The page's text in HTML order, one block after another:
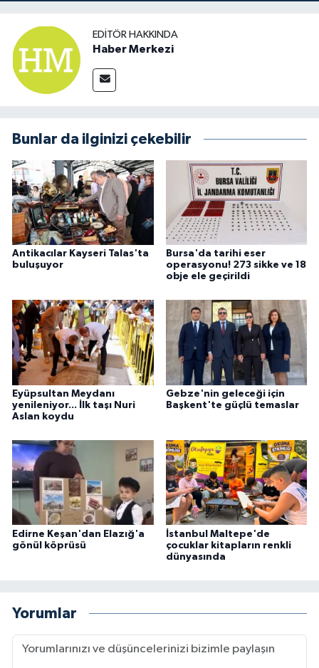
EDITÖR HAKKINDA
Haber Merkezi
Bunlar da ilginizi çekebilir
Antikacılar Kayseri Talas'ta
buluşuyor
Bursa'da tarihi eser
operasyonu! 273 sikke ve 18
obje ele geçirildi
Eyüpsultan Meydanı
yenileniyor... İlk taşı Nuri
Aslan koydu
Gebze'nin geleceği için
Başkent'te güçlü temaslar
Edirne Keşan'dan Elazığ'a
gönül köprüsü
İstanbul Maltepe'de
çocuklar kitapların renkli
dünyasında
Yorumlar